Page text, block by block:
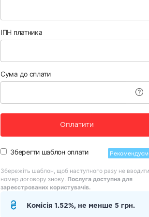
ІПН платника
Сума до сплати
Оплатити
Зберегти шаблон оплати
Збережіть шаблон, щоб наступного разу не вводити
номер договору знову. Послуга доступна для
зареєстрованих користувачів.
Комісія 1.52%, не менше 5 грн.